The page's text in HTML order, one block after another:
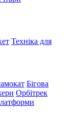
Техніка для
Бігова
Орбітрек